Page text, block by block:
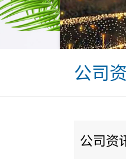
公司
公司资